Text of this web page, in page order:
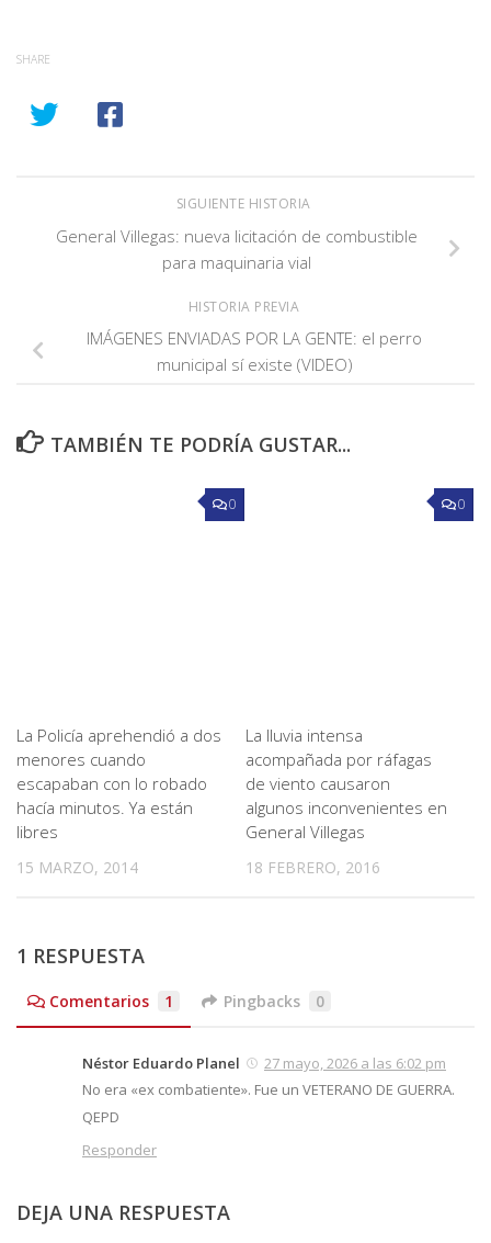
SHARE
SIGUIENTE HISTORIA
General Villegas: nueva licitación de combustible
para maquinaria vial
HISTORIA PREVIA
IMÁGENES ENVIADAS POR LA GENTE: el perro
municipal sí existe (VIDEO)
TAMBIÉN TE PODRÍA GUSTAR...
0
La Policía aprehendió a dos
menores cuando
escapaban con lo robado
hacía minutos. Ya están
libres
15 MARZO, 2014
0
La lluvia intensa
acompañada por ráfagas
de viento causaron
algunos inconvenientes en
General Villegas
18 FEBRERO, 2016
1 RESPUESTA
Comentarios 1 Pingbacks 0
Néstor Eduardo Planel
27 mayo, 2026 a las 6:02 pm
No era «ex combatiente». Fue un VETERANO DE GUERRA.
QEPD
Responder
DEJA UNA RESPUESTA